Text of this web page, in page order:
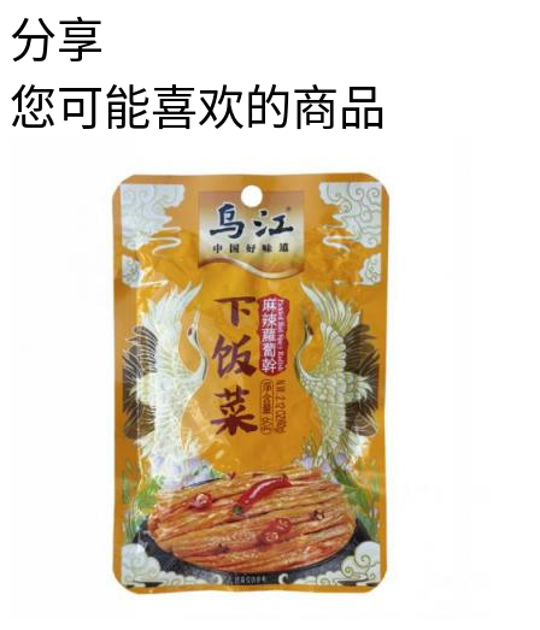
分享
您可能喜欢的商品